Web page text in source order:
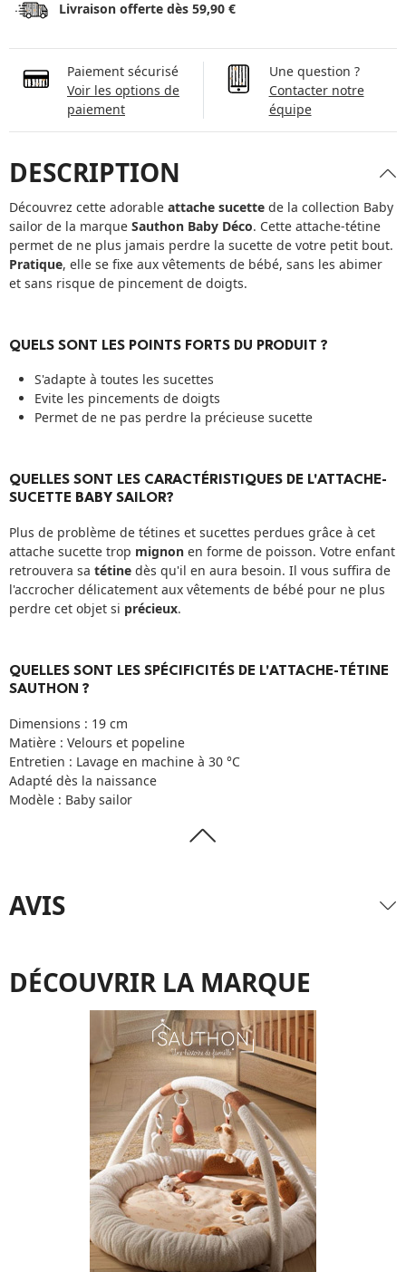
Livraison offerte dès 59,90 €
Paiement sécurisé
Voir les options de
paiement
Une question ?
Contacter notre
équipe
DESCRIPTION
Découvrez cette adorable attache sucette de la collection Baby
sailor de la marque Sauthon Baby Déco. Cette attache-tétine
permet de ne plus jamais perdre la sucette de votre petit bout.
Pratique, elle se fixe aux vêtements de bébé, sans les abimer
et sans risque de pincement de doigts.
QUELS SONT LES POINTS FORTS DU PRODUIT ?
S'adapte à toutes les sucettes
Evite les pincements de doigts
Permet de ne pas perdre la précieuse sucette
QUELLES SONT LES CARACTÉRISTIQUES DE L'ATTACHE-
SUCETTE BABY SAILOR?
Plus de problème de tétines et sucettes perdues grâce à cet
attache sucette trop mignon en forme de poisson. Votre enfant
retrouvera sa tétine dès qu'il en aura besoin. Il vous suffira de
l'accrocher délicatement aux vêtements de bébé pour ne plus
perdre cet objet si précieux.
QUELLES SONT LES SPÉCIFICITÉS DE L'ATTACHE-TÉTINE
SAUTHON ?
Dimensions : 19 cm
Matière : Velours et popeline
Entretien : Lavage en machine à 30 °C
Adapté dès la naissance
Modèle : Baby sailor
AVIS
DÉCOUVRIR LA MARQUE